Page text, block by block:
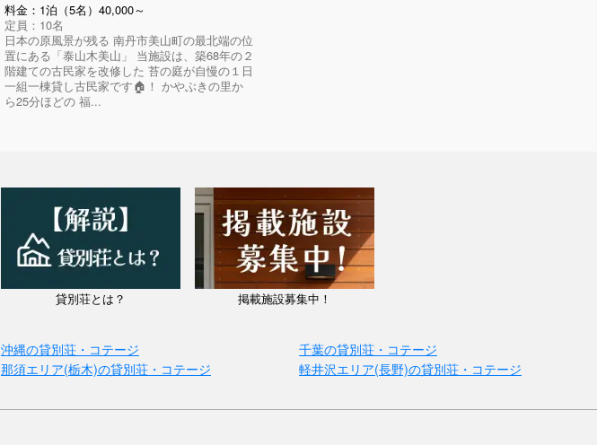
料金：1泊（5名）40,000～
定員：10名
日本の原風景が残る 南丹市美山町の最北端の位
置にある「泰山木美山」 当施設は、築68年の２
階建ての古民家を改修した 苔の庭が自慢の１日
一組一棟貸し古民家です🏠！ かやぶきの里か
ら25分ほどの 福...
貸別荘とは？ 掲載施設募集中！
沖縄の貸別荘・コテージ
千葉の貸別荘・コテージ
那須エリア(栃木)の貸別荘・コテージ
軽井沢エリア(長野)の貸別荘・コテージ